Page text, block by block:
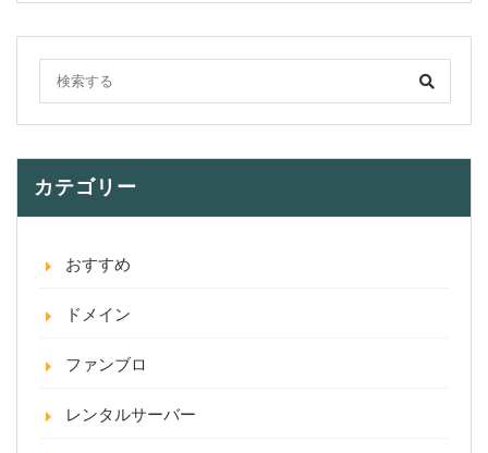
カテゴリー
おすすめ
ドメイン
ファンブロ
レンタルサーバー